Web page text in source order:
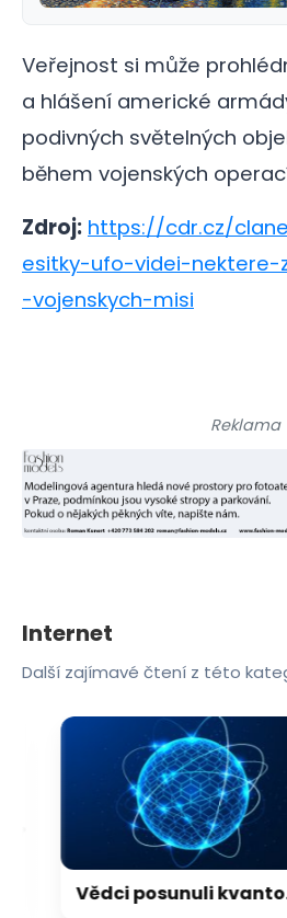
Veřejnost si může
a hlášení americké
podivných světelných
během vojenských
Zdroj: https://cdr.cz/
esitky-ufo-videi-nektere-
-vojenskych-misi
Reklama
Internet
Další zajímavé čtení z této
Vědci posunuli kvantový internet. Propojili ho s běžným internetem